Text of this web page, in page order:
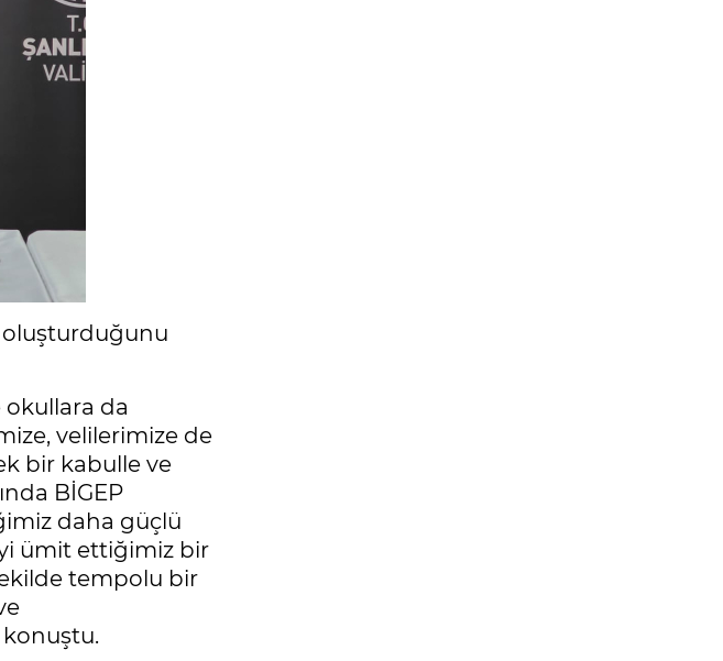
oluşturduğunu
da
velilerimize de
bir kabulle ve
BİGEP
daha güçlü
ümit ettiğimiz bir
tempolu bir
konuştu.